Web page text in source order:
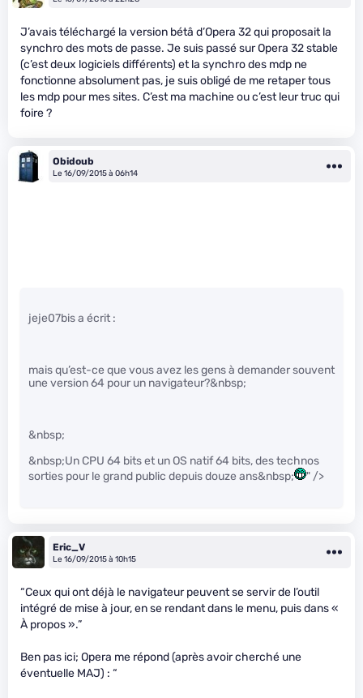
J’avais téléchargé la version bétâ d’Opera 32 qui proposait la
synchro des mots de passe. Je suis passé sur Opera 32 stable
(c’est deux logiciels différents) et la synchro des mdp ne
fonctionne absolument pas, je suis obligé de me retaper tous
les mdp pour mes sites. C’est ma machine ou c’est leur truc qui
foire ?
Obidoub
Le 16/09/2015 à 06h14
jeje07bis a écrit :
mais qu’est-ce que vous avez les gens à demander souvent
une version 64 pour un navigateur?&nbsp;
&nbsp;
&nbsp;Un CPU 64 bits et un OS natif 64 bits, des technos
sorties pour le grand public depuis douze ans&nbsp;
" />
Eric_V
Le 16/09/2015 à 10h15
“Ceux qui ont déjà le navigateur peuvent se servir de l’outil
intégré de mise à jour, en se rendant dans le menu, puis dans «
À propos ».”
Ben pas ici; Opera me répond (après avoir cherché une
éventuelle MAJ) : “